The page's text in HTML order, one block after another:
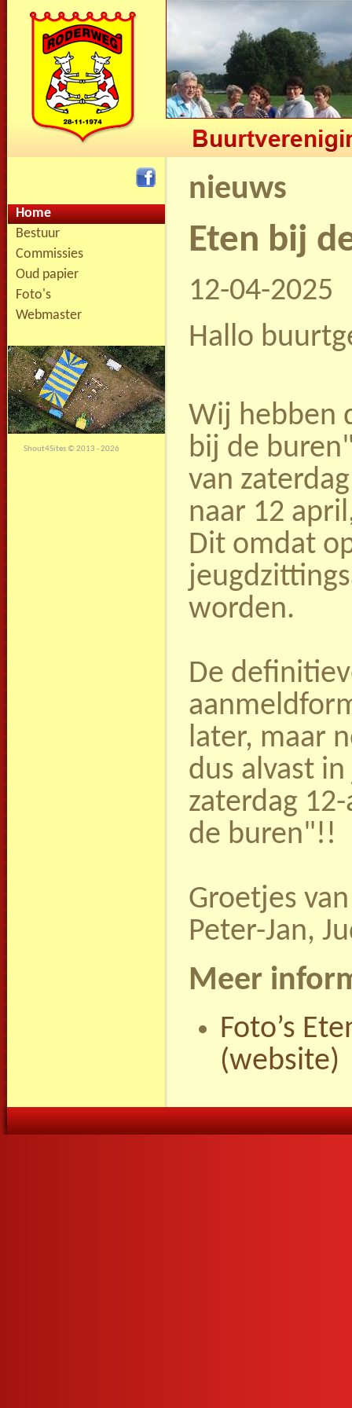
Home
Bestuur
Commissies
Oud papier
Foto's
Webmaster
Shout4Sites ©2013 - 2026
nieuws
Eten bij
12-04-2025
Hallo
Wij hebben
bij de
van
naar 12
Dit omdat
worden.
De
later, maar
dus alvast
zaterdag
de buren"!!
Groetjes
Peter-Jan,
Meer
Foto’s
(website)